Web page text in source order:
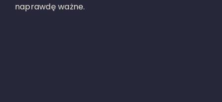
naprawdę ważne.